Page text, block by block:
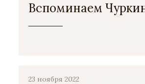
Вспоминаем
23 ноября 2022